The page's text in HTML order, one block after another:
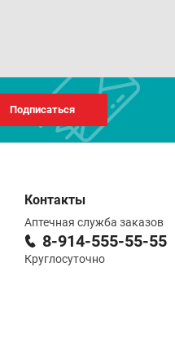
Подписаться
Контакты
Аптечная служба заказов
8-914-555-55-55
Круглосуточно